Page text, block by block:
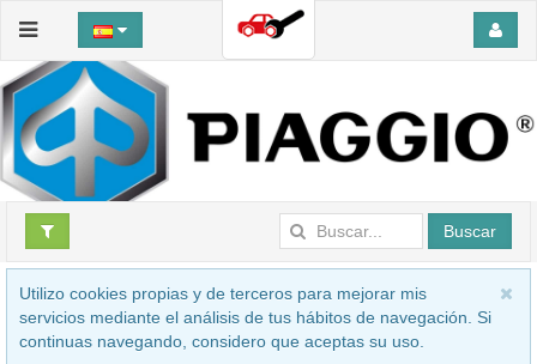
Buscar
Utilizo cookies propias y de terceros para mejorar mis
servicios mediante el análisis de tus hábitos de navegación. Si
continuas navegando, considero que aceptas su uso.